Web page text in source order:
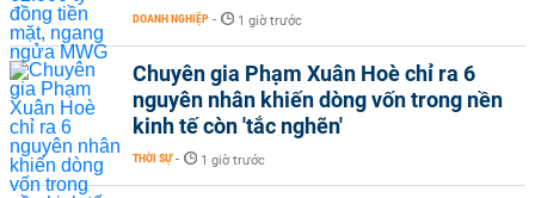
DOANH NGHIỆP - 1 giờ trước
Chuyên gia Phạm Xuân Hoè chỉ ra 6
nguyên nhân khiến dòng vốn trong nền
kinh tế còn 'tắc nghẽn'
THỜI SỰ - 1 giờ trước